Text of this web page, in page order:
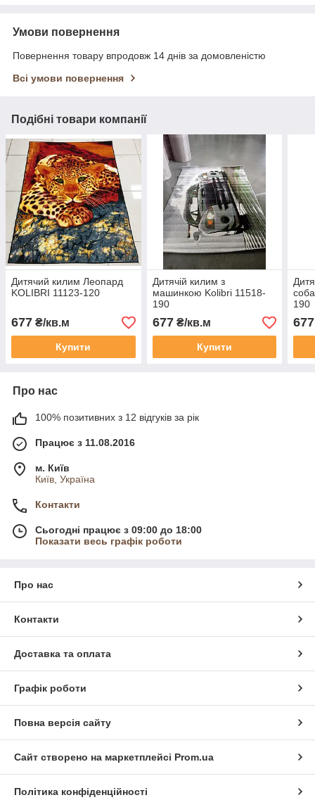
Умови повернення
Повернення товару впродовж 14 днів за домовленістю
Всі умови повернення
Подібні товари компанії
Дитячий килим Леопард
KOLIBRI 11123-120
677 ₴/кв.м
Купити
Дитячій килим з
машинкою Kolibri 11518-
190
677₴/кв.м
Купити
190
677
Про нас
100% позитивних з 12 відгуків за рік
Працює з 11.08.2016
м. Київ
Київ, Україна
Контакти
Сьогодні працює з 09:00 до 18:00
Показати весь графік роботи
Про нас
Контакти
Доставка та оплата
Графік роботи
Повна версія сайту
Сайт створено на маркетплейсі Prom.ua
Політика конфіденційності